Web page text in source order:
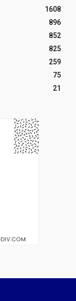
1608
896
852
825
259
75
21